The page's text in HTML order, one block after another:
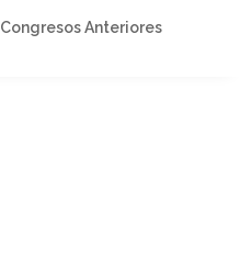
Congresos Anteriores